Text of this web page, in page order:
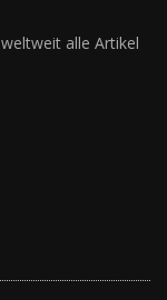
alle Artikel